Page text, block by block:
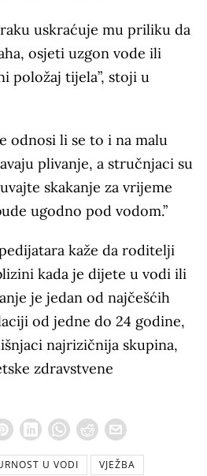
uskraćuje mu priliku da
osjeti uzgon vode ili
položaj tijela”, stoji u
odnosi li se to i na malu
plivanje, a stručnjaci su
skakanje za vrijeme
ugodno pod vodom.”
kaže da roditelji
kada je dijete u vodi ili
je jedan od najčešćih
od jedne do 24 godine,
najrizičnija skupina,
zdravstvene
U VODI VJEŽBA